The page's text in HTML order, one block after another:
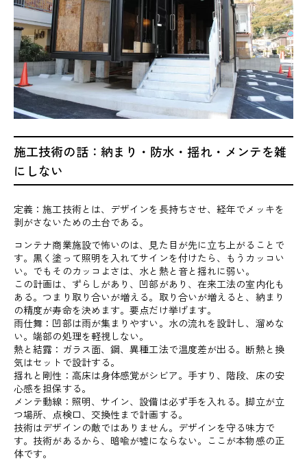
施工技術の話：納まり・防水・揺れ・メンテを雑
にしない
定義：施工技術とは、デザインを長持ちさせ、経年でメッキを
剥がさないための土台である。
コンテナ商業施設で怖いのは、見た目が先に立ち上がることで
す。黒く塗って照明を入れてサインを付けたら、もうカッコい
い。でもそのカッコよさは、水と熱と音と揺れに弱い。
この計画は、ずらしがあり、凹部があり、在来工法の室内化も
ある。つまり取り合いが増える。取り合いが増えると、納まり
の精度が寿命を決めます。要点だけ挙げます。
雨仕舞：凹部は雨が集まりやすい。水の流れを設計し、溜めな
い。端部の処理を軽視しない。
熱と結露：ガラス面、鋼、異種工法で温度差が出る。断熱と換
気はセットで設計する。
揺れと剛性：高床は身体感覚がシビア。手すり、階段、床の安
心感を担保する。
メンテ動線：照明、サイン、設備は必ず手を入れる。脚立が立
つ場所、点検口、交換性まで計画する。
技術はデザインの敵ではありません。デザインを守る味方で
す。技術があるから、暗喩が嘘にならない。ここが本物感の正
体です。